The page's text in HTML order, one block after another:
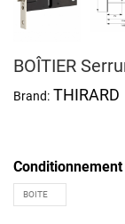
BOÎTIER
Brand: THIRARD
Conditionnement